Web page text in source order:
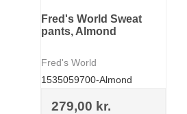
Fred's World Sweat
pants, Almond
Fred's World
1535059700-Almond
279,00 kr.